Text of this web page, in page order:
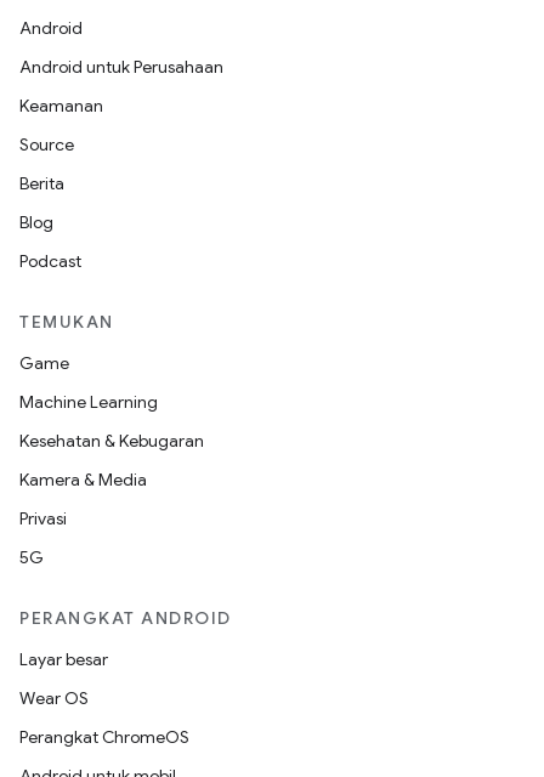
Android
Android untuk Perusahaan
Keamanan
Source
Berita
Blog
Podcast
TEMUKAN
Game
Machine Learning
Kesehatan & Kebugaran
Kamera & Media
Privasi
5G
PERANGKAT ANDROID
Layar besar
Wear OS
Perangkat ChromeOS